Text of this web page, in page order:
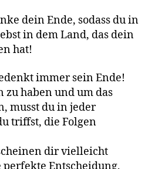
dein Ende, sodass du in
in dem Land, das dein
hat!
immer sein Ende!
zu haben und um das
musst du in jeder
triffst, die Folgen
dir vielleicht
Entscheidung,